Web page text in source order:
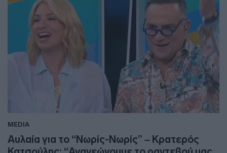
MEDIA
Αυλαία για το “Νωρίς-Νωρίς” – Κρατερός